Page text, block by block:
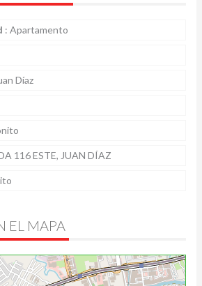
: Apartamento
Díaz
116 ESTE, JUAN DÍAZ
EL MAPA